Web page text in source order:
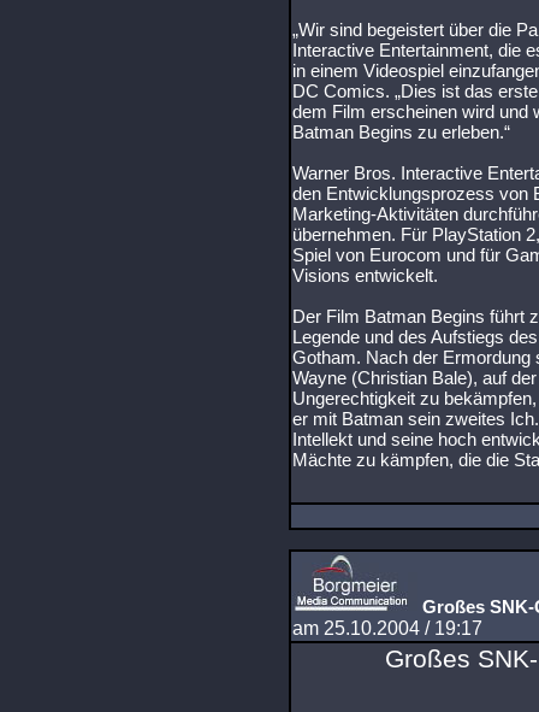
„Wir sind begeistert über die
Interactive Entertainment, die
in einem Videospiel
DC Comics. „Dies ist das
dem Film erscheinen wird und
Batman Begins zu erleben.“
Warner Bros. Interactive
den Entwicklungsprozess von
Marketing-Aktivitäten
übernehmen. Für PlayStation
Spiel von Eurocom und für
Visions entwickelt.
Der Film Batman Begins führt
Legende und des Aufstiegs
Gotham. Nach der Ermordung
Wayne (Christian Bale), auf
Ungerechtigkeit zu
er mit Batman sein zweites
Intellekt und seine hoch
Mächte zu kämpfen, die die
Großes
am 25.10.2004 / 19:17
Großes